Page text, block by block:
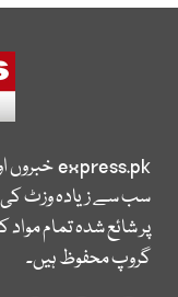
express.pkخبروں
سب سے زیادہ وزٹ
پر شائع شدہ تمام
گروپ محفوظ ہیں۔